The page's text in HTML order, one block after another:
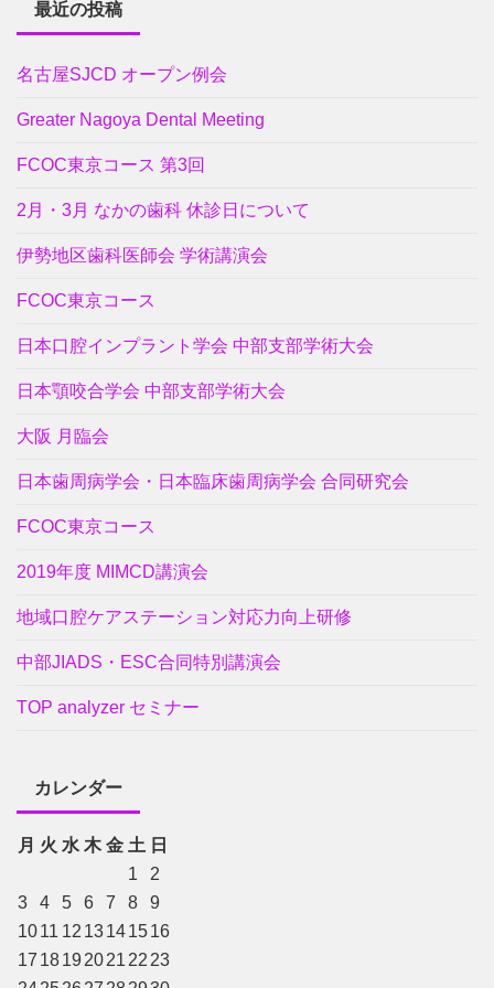
最近の投稿
名古屋SJCD オープン例会
Greater Nagoya Dental Meeting
FCOC東京コース 第3回
2月・3月 なかの歯科 休診日について
伊勢地区歯科医師会 学術講演会
FCOC東京コース
日本口腔インプラント学会 中部支部学術大会
日本顎咬合学会 中部支部学術大会
大阪 月臨会
日本歯周病学会・日本臨床歯周病学会 合同研究会
FCOC東京コース
2019年度 MIMCD講演会
地域口腔ケアステーション対応力向上研修
中部JIADS・ESC合同特別講演会
TOP analyzer セミナー
カレンダー
月 火 水 木 金 土 日
1
2
3
4 5 6 7 8
9
1011 12 13141516
17 18192021 22 23